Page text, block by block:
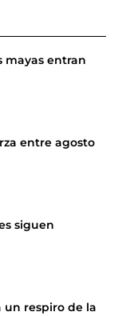
mayas entran
entre agosto
siguen
un respiro de la